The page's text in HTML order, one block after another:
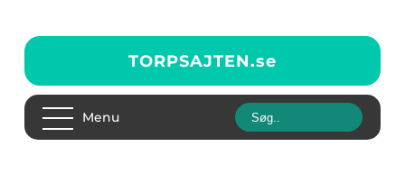
TORPSAJTEN.se
Menu